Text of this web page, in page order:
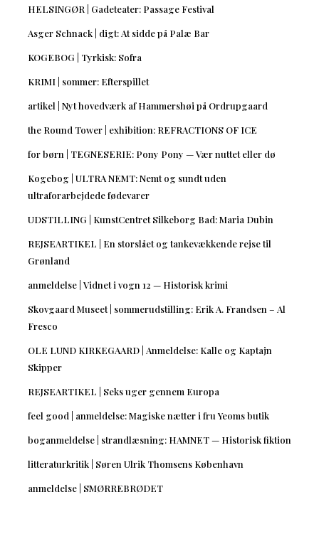
HELSINGØR | Gadeteater: Passage Festival
Asger Schnack | digt: At sidde på Palæ Bar
KOGEBOG | Tyrkisk: Sofra
KRIMI | sommer: Efterspillet
artikel | Nyt hovedværk af Hammershøi på Ordrupgaard
the Round Tower | exhibition: REFRACTIONS OF ICE
for børn | TEGNESERIE: Pony Pony — Vær nuttet eller dø
Kogebog | ULTRA NEMT: Nemt og sundt uden
ultraforarbejdede fødevarer
UDSTILLING | KunstCentret Silkeborg Bad: Maria Dubin
REJSEARTIKEL | En storslået og tankevækkende rejse til
Grønland
anmeldelse | Vidnet i vogn 12 — Historisk krimi
Skovgaard Museet | sommerudstilling: Erik A. Frandsen – Al
Fresco
OLE LUND KIRKEGAARD | Anmeldelse: Kalle og Kaptajn
Skipper
REJSEARTIKEL | Seks uger gennem Europa
feel good | anmeldelse: Magiske nætter i fru Yeoms butik
boganmeldelse | strandlæsning: HAMNET — Historisk fiktion
litteraturkritik | Søren Ulrik Thomsens København
anmeldelse | SMØRREBRØDET